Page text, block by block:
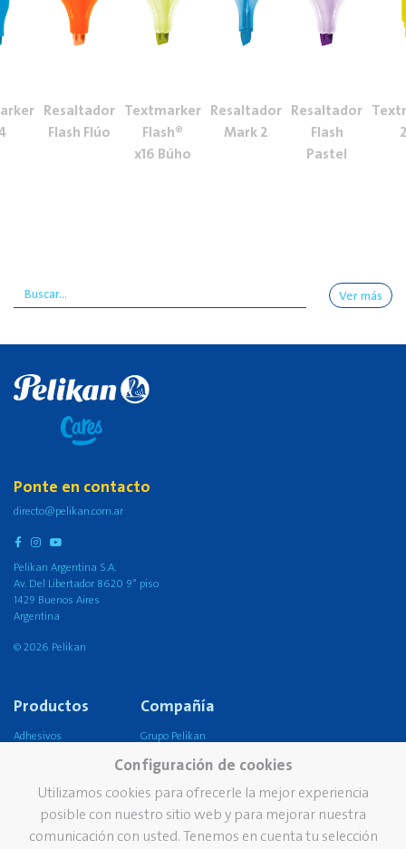
Resaltador
Flash Flúo
Textmarker
Flash®
x16 Búho
Resaltador
Mark 2
Resaltador
Flash
Pastel
Ver más
Ponte en contacto
directo@pelikan.com.ar
Pelikan Argentina S.A.
Av. Del Libertador 8620 9° piso
1429 Buenos Aires
Argentina
© 2026 Pelikan
Productos
Adhesivos
Manualidades
Corrección y borrado
Compañía
Grupo Pelikan
Pelikan en el mundo
Nuestra visión, misión &
valores
Sustentabilidad
Configuración de cookies
Utilizamos cookies para ofrecerle la mejor experiencia
posible con nuestro sitio web y para mejorar nuestra
comunicación con usted. Tenemos en cuenta tu selección